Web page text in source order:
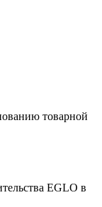
товарной
EGLO в